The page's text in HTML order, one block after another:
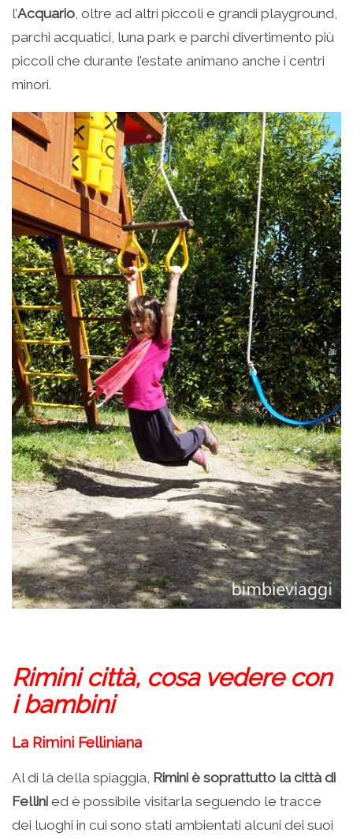
l’Acquario, oltre ad altri piccoli e grandi playground,
parchi acquatici, luna park e parchi divertimento più
piccoli che durante l’estate animano anche i centri
minori.
Rimini città, cosa vedere con
i bambini
La Rimini Felliniana
Al di là della spiaggia, Rimini è soprattutto la città di
Fellini ed è possibile visitarla seguendo le tracce
dei luoghi in cui sono stati ambientati alcuni dei suoi